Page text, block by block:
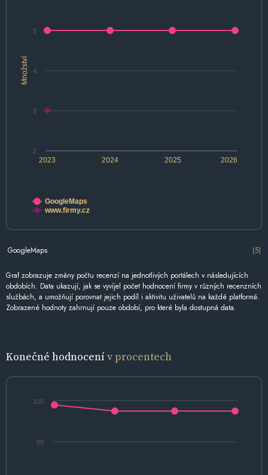
Množství
2024 2026
2023 2025
3
4
5
2
GoogleMaps
www.firmy.cz
GoogleMaps (5)
Graf zobrazuje změny počtu recenzí na jednotlivých portálech v následujících
obdobích. Data ukazují, jak se vyvíjel počet hodnocení firmy v různých recenzních
službách, a umožňují porovnat jejich podíl i aktivitu uživatelů na každé platformě.
Zobrazené hodnoty zahrnují pouze období, pro které byla dostupná data.
Konečné hodnocenív procentech
80
100